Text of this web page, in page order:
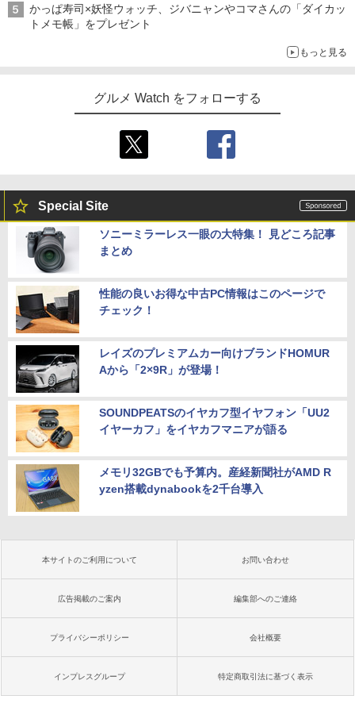
かっぱ寿司×妖怪ウォッチ、ジバニャンやコマさんの「ダイカッ
トメモ帳」をプレゼント
もっと見る
グルメ Watch をフォローする
Special Site
ソニーミラーレス一眼の大特集！ 見どころ記事
まとめ
性能の良いお得な中古PC情報はこのページで
チェック！
レイズのプレミアムカー向けブランドHOMUR
Aから「2×9R」が登場！
SOUNDPEATSのイヤカフ型イヤフォン「UU2
イヤーカフ」をイヤカフマニアが語る
メモリ32GBでも予算内。産経新聞社がAMD R
yzen搭載dynabookを2千台導入
本サイトのご利用について お問い合わせ
広告掲載のご案内 編集部へのご連絡
プライバシーポリシー 会社概要
インプレスグループ 特定商取引法に基づく表示